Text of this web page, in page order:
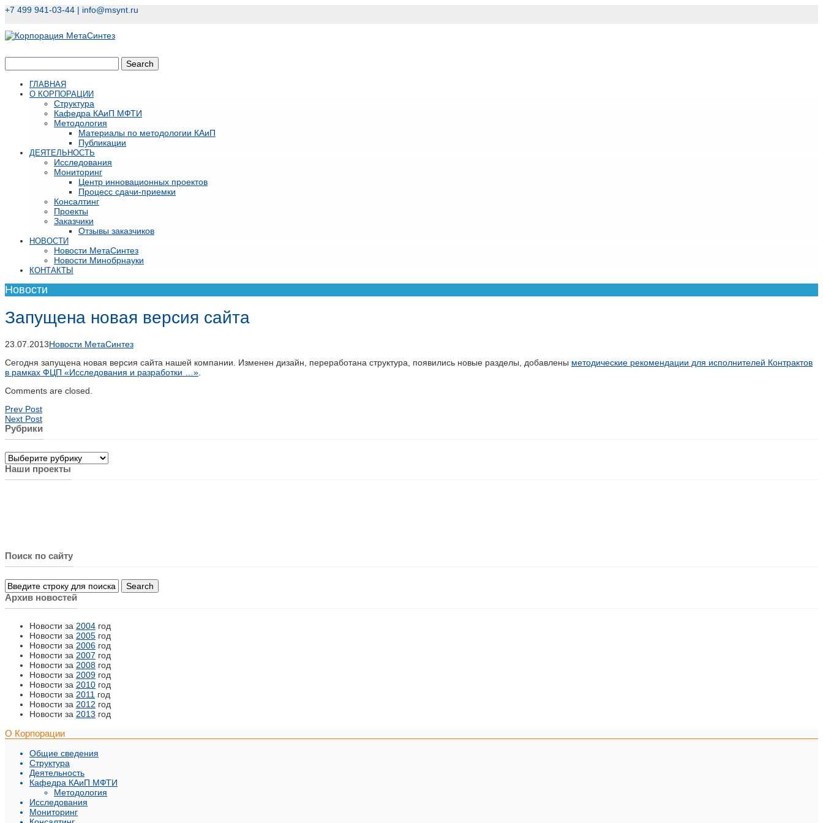
+7 499 941-03-44 | info@msynt.ru
ГЛАВНАЯ
О КОРПОРАЦИИ
Структура
Кафедра КАиП МФТИ
Методология
Материалы по методологии КАиП
Публикации
ДЕЯТЕЛЬНОСТЬ
Исследования
Мониторинг
Центр инновационных проектов
Процесс сдачи-приемки
Консалтинг
Проекты
Заказчики
Отзывы заказчиков
НОВОСТИ
Новости МетаСинтез
Новости Минобрнауки
КОНТАКТЫ
Новости
Запущена новая версия сайта
23.07.2013Новости МетаСинтез
Сегодня запущена новая версия сайта нашей компании. Изменен дизайн, переработана структура, появились новые разделы, добавлены методические рекомендации для исполнителей Контрактов
в рамках ФЦП «Исследования и разработки …»
Comments are closed.
Prev Post
Next Post
Рубрики
Рубрики
Наши проекты
Поиск по сайту
Архив новостей
Новости за 2004 год
Новости за 2005 год
Новости за 2006 год
Новости за 2007 год
Новости за 2008 год
Новости за 2009 год
Новости за 2010 год
Новости за 2011 год
Новости за 2012 год
Новости за 2013 год
О Корпорации
Общие сведения
Структура
Деятельность
Кафедра КАиП МФТИ
Методология
Исследования
Мониторинг